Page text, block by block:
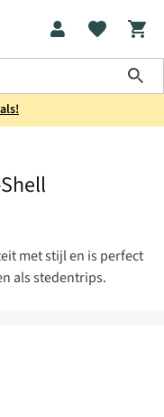
met stijl en is perfect
als stedentrips.